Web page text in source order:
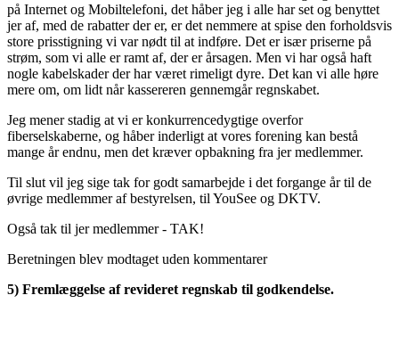
på Internet og Mobiltelefoni, det håber jeg i alle har set og benyttet
jer af, med de rabatter der er, er det nemmere at spise den forholdsvis
store prisstigning vi var nødt til at indføre. Det er især priserne på
strøm, som vi alle er ramt af, der er årsagen. Men vi har også haft
nogle kabelskader der har været rimeligt dyre. Det kan vi alle høre
mere om, om lidt når kassereren gennemgår regnskabet.
Jeg mener stadig at vi er konkurrencedygtige overfor
fiberselskaberne, og håber inderligt at vores forening kan bestå
mange år endnu, men det kræver opbakning fra jer medlemmer.
Til slut vil jeg sige tak for godt samarbejde i det forgange år til de
øvrige medlemmer af bestyrelsen, til YouSee og DKTV.
Også tak til jer medlemmer - TAK!
Beretningen blev modtaget uden kommentarer
5) Fremlæggelse af revideret regnskab til godkendelse.